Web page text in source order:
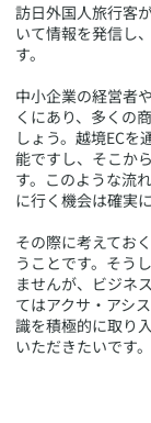
訪日外国人旅行客
いて情報を発信し
す。
中小企業の経営者
くにあり、多くの
しょう。越境EC
能ですし、そこか
す。このような流
に行く機会は確実
その際に考えてお
うことです。そう
ませんが、ビジネ
てはアクサ・アシ
識を積極的に取り
いただきたいです。